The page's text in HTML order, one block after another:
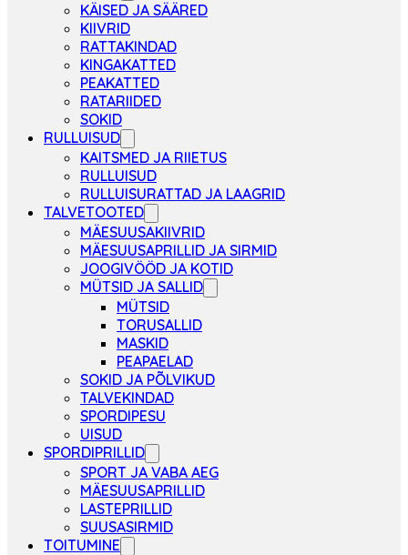
KÄISED JA SÄÄRED
KIIVRID
RATTAKINDAD
KINGAKATTED
PEAKATTED
RATARIIDED
SOKID
RULLUISUD
KAITSMED JA RIIETUS
RULLUISUD
RULLUISURATTAD JA LAAGRID
TALVETOOTED
MÄESUUSAKIIVRID
MÄESUUSAPRILLID JA SIRMID
JOOGIVÖÖD JA KOTID
MÜTSID JA SALLID
MÜTSID
TORUSALLID
MASKID
PEAPAELAD
SOKID JA PÕLVIKUD
TALVEKINDAD
SPORDIPESU
UISUD
SPORDIPRILLID
SPORT JA VABA AEG
MÄESUUSAPRILLID
LASTEPRILLID
SUUSASIRMID
TOITUMINE